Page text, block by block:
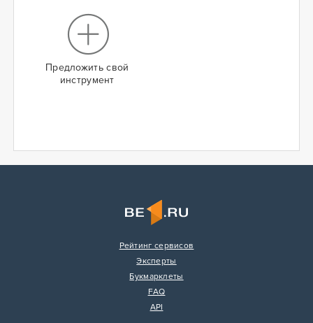
Предложить свой
инструмент
Рейтинг сервисов
Эксперты
Букмарклеты
FAQ
API